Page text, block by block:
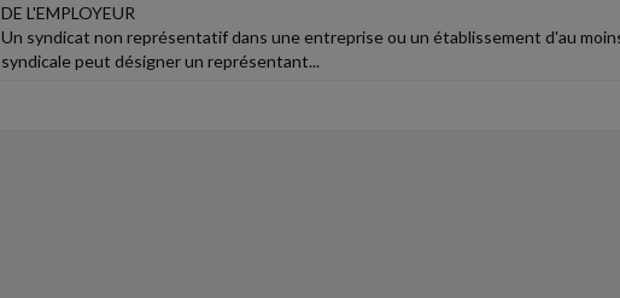
DE L'EMPLOYEUR
Un syndicat non représentatif dans une entreprise ou un établissement d'au
syndicale peut désigner un représentant...